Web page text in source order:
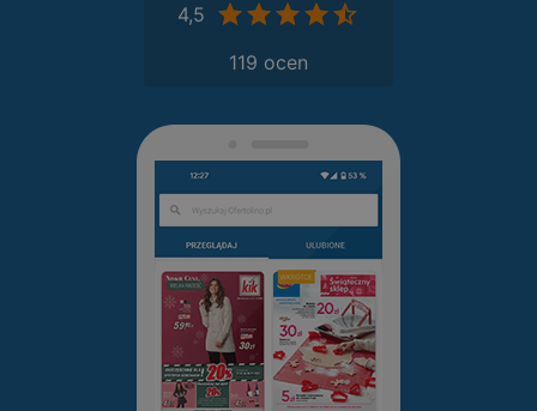
4,5
119 ocen